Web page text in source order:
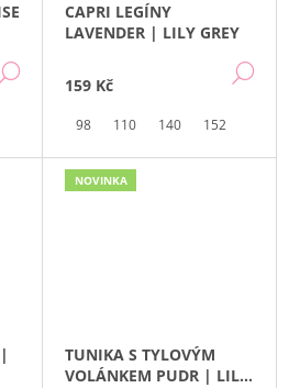
DETAIL
CAPRI LEGÍNY
LAVENDER | LILY GREY
159 Kč
98 110 140 152
NOVINKA
TUNIKA S TYLOVÝM
VOLÁNKEM PUDR | LILY